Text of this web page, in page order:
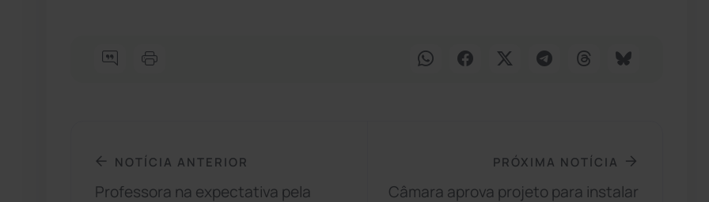
NOTÍCIA ANTERIOR
Professora na expectativa pela
PRÓXIMA NOTÍCIA
Câmara aprova projeto para instalar